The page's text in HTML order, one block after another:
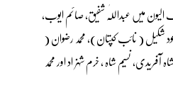
الیون میں عبداللّٰہ شفیق، صائم ایوب،
شکیل ( نائب کپتان)، محمد رضوان (
نسیم شاہ ، خرم شہزاد اور محمد